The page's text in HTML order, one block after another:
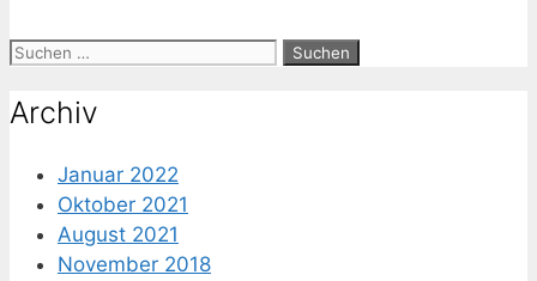
Suche
Archiv
Januar 2022
Oktober 2021
August 2021
November 2018